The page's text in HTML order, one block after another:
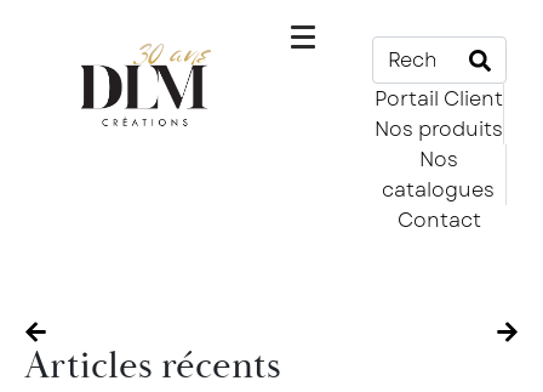
Portail Client
Nos produits
Nos
catalogues
Contact
Articles récents